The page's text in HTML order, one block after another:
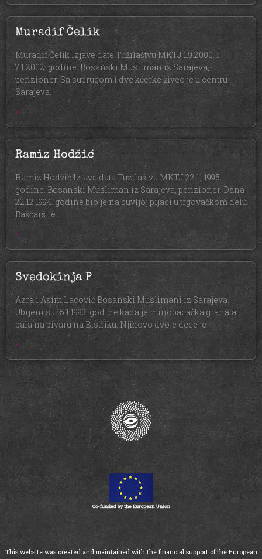
Muradif Čelik
Muradif Čelik Izjave date Tužilaštvu MKTJ 1.9.2000. i
7.1.2002. godine. Bosanski Musliman iz Sarajeva,
penzioner. Sa suprugom i dve kćerke živeo je u centru
Sarajeva.
»
Ramiz Hodžić
Ramiz Hodžić Izjava data Tužilaštvu MKTJ 22.11.1995.
godine. Bosanski Musliman iz Sarajeva, penzioner. Dana
22.12.1994. godine bio je na buvljoj pijaci u trgovačkom delu
Baščaršije.
»
Svedokinja P
Azra i Asim Lacović Bosanski Muslimani iz Sarajeva.
Ubijeni su 15.1.1993. godine kada je minobacačka granata
pala na pivaru na Bistriku. Njihovo dvoje dece je
»
This website was created and maintained with the financial support of the European